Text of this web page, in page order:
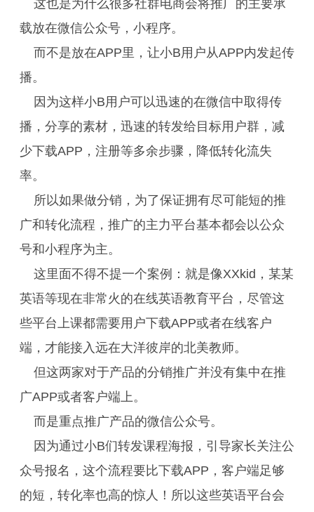
这也是为什么很多社群电商会将推广的主要承
载放在微信公众号，小程序。
而不是放在APP里，让小B用户从APP内发起传
播。
因为这样小B用户可以迅速的在微信中取得传
播，分享的素材，迅速的转发给目标用户群，减
少下载APP，注册等多余步骤，降低转化流失
率。
所以如果做分销，为了保证拥有尽可能短的推
广和转化流程，推广的主力平台基本都会以公众
号和小程序为主。
这里面不得不提一个案例：就是像XXkid，某某
英语等现在非常火的在线英语教育平台，尽管这
些平台上课都需要用户下载APP或者在线客户
端，才能接入远在大洋彼岸的北美教师。
但这两家对于产品的分销推广并没有集中在推
广APP或者客户端上。
而是重点推广产品的微信公众号。
因为通过小B们转发课程海报，引导家长关注公
众号报名，这个流程要比下载APP，客户端足够
的短，转化率也高的惊人！所以这些英语平台会